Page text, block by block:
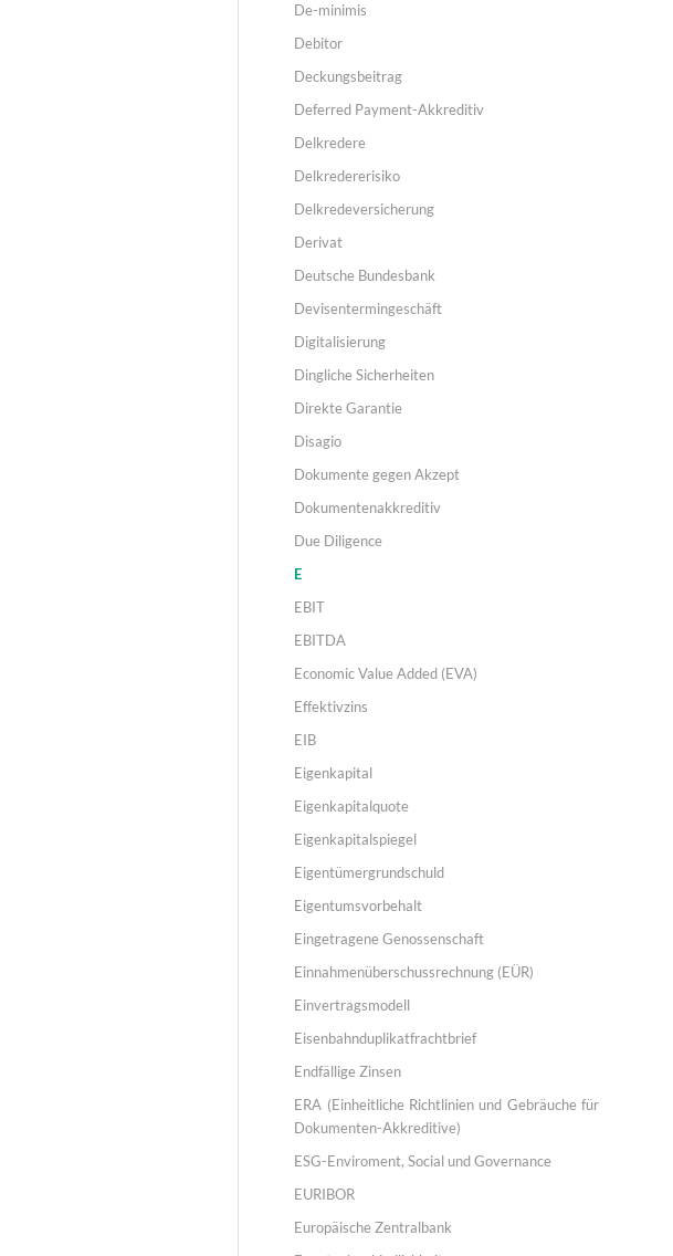
De-minimis
Debitor
Deckungsbeitrag
Deferred Payment-Akkreditiv
Delkredere
Delkredererisiko
Delkredeversicherung
Derivat
Deutsche Bundesbank
Devisentermingeschäft
Digitalisierung
Dingliche Sicherheiten
Direkte Garantie
Disagio
Dokumente gegen Akzept
Dokumentenakkreditiv
Due Diligence
E
EBIT
EBITDA
Economic Value Added (EVA)
Effektivzins
EIB
Eigenkapital
Eigenkapitalquote
Eigenkapitalspiegel
Eigentümergrundschuld
Eigentumsvorbehalt
Eingetragene Genossenschaft
Einnahmenüberschussrechnung (EÜR)
Einvertragsmodell
Eisenbahnduplikatfrachtbrief
Endfällige Zinsen
ERA (Einheitliche Richtlinien und Gebräuche für
Dokumenten-Akkreditive)
ESG-Enviroment, Social und Governance
EURIBOR
Europäische Zentralbank